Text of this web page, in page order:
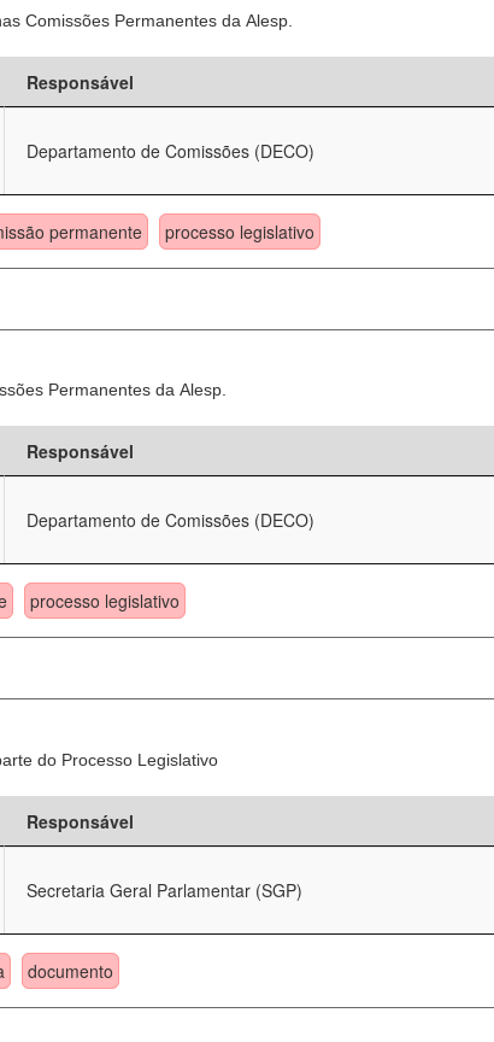
Comissões Permanentes da Alesp.
Responsável
Departamento de Comissões (DECO)
permanente processo legislativo
Permanentes da Alesp.
Responsável
Departamento de Comissões (DECO)
processo legislativo
do Processo Legislativo
Responsável
Secretaria Geral Parlamentar (SGP)
documento